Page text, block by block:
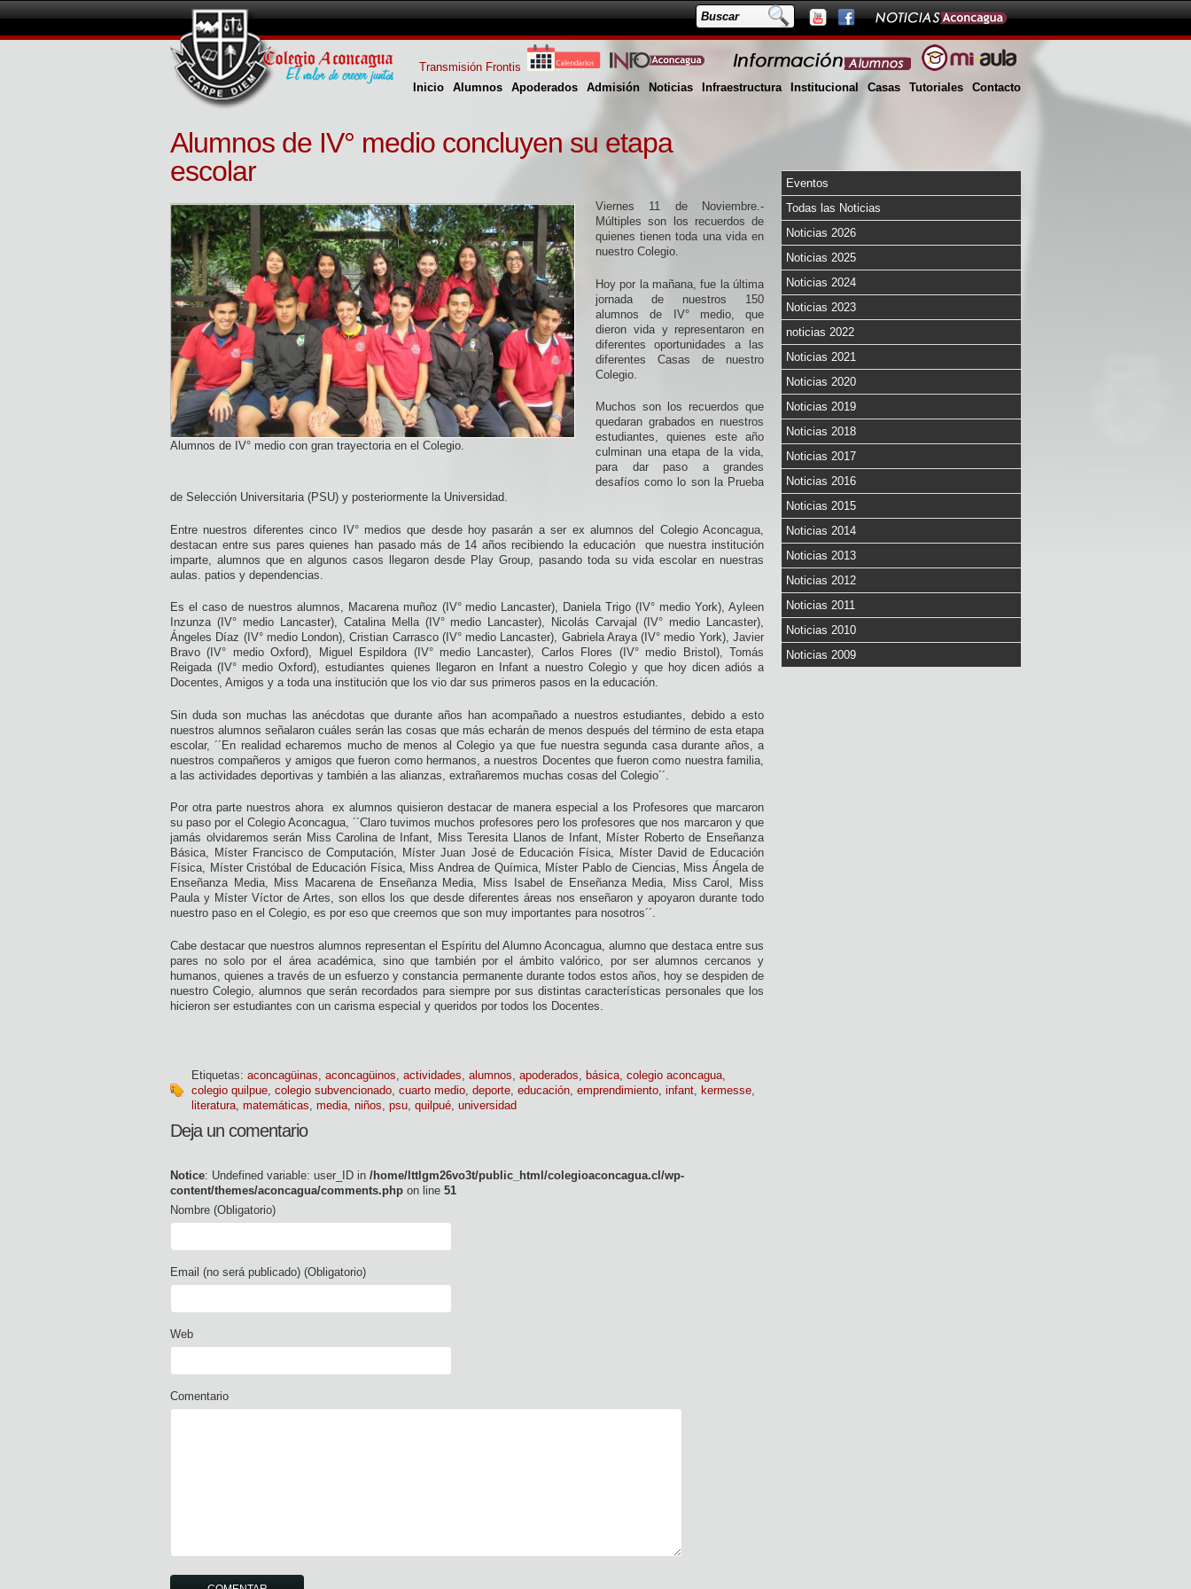
Inicio Alumnos Apoderados Admisión Noticias Infraestructura Institucional Casas Tutoriales Contacto
Transmisión Frontis
Alumnos de IV° medio concluyen su etapa
escolar
Alumnos de IV° medio con gran trayectoria en el Colegio.
Viernes 11 de Noviembre.-
Múltiples son los recuerdos de
quienes tienen toda una vida en
nuestro Colegio.
Hoy por la mañana, fue la última
jornada de nuestros 150
alumnos de IV° medio, que
dieron vida y representaron en
diferentes oportunidades a las
diferentes Casas de nuestro
Colegio.
Muchos son los recuerdos que
quedaran grabados en nuestros
estudiantes, quienes este año
culminan una etapa de la vida,
para dar paso a grandes
desafíos como lo son la Prueba
de Selección Universitaria (PSU) y posteriormente la Universidad.
Entre nuestros diferentes cinco IV° medios que desde hoy pasarán a ser ex alumnos del Colegio Aconcagua,
destacan entre sus pares quienes han pasado más de 14 años recibiendo la educación que nuestra institución
imparte, alumnos que en algunos casos llegaron desde Play Group, pasando toda su vida escolar en nuestras
aulas. patios y dependencias.
Es el caso de nuestros alumnos, Macarena muñoz (IV° medio Lancaster), Daniela Trigo (IV° medio York), Ayleen
Inzunza (IV° medio Lancaster), Catalina Mella (IV° medio Lancaster), Nicolás Carvajal (IV° medio Lancaster),
Ángeles Díaz (IV° medio London), Cristian Carrasco (IV° medio Lancaster), Gabriela Araya (IV° medio York), Javier
Bravo (IV° medio Oxford), Miguel Espildora (IV° medio Lancaster), Carlos Flores (IV° medio Bristol), Tomás
Reigada (IV° medio Oxford), estudiantes quienes llegaron en Infant a nuestro Colegio y que hoy dicen adiós a
Docentes, Amigos y a toda una institución que los vio dar sus primeros pasos en la educación.
Sin duda son muchas las anécdotas que durante años han acompañado a nuestros estudiantes, debido a esto
nuestros alumnos señalaron cuáles serán las cosas que más echarán de menos después del término de esta etapa
escolar, ´´En realidad echaremos mucho de menos al Colegio ya que fue nuestra segunda casa durante años, a
nuestros compañeros y amigos que fueron como hermanos, a nuestros Docentes que fueron como nuestra familia,
a las actividades deportivas y también a las alianzas, extrañaremos muchas cosas del Colegio´´.
Por otra parte nuestros ahora ex alumnos quisieron destacar de manera especial a los Profesores que marcaron
su paso por el Colegio Aconcagua, ´´Claro tuvimos muchos profesores pero los profesores que nos marcaron y que
jamás olvidaremos serán Miss Carolina de Infant, Miss Teresita Llanos de Infant, Míster Roberto de Enseñanza
Básica, Míster Francisco de Computación, Míster Juan José de Educación Física, Míster David de Educación
Física, Míster Cristóbal de Educación Física, Miss Andrea de Química, Míster Pablo de Ciencias, Miss Ángela de
Enseñanza Media, Miss Macarena de Enseñanza Media, Miss Isabel de Enseñanza Media, Miss Carol, Miss
Paula y Míster Víctor de Artes, son ellos los que desde diferentes áreas nos enseñaron y apoyaron durante todo
nuestro paso en el Colegio, es por eso que creemos que son muy importantes para nosotros´´.
Cabe destacar que nuestros alumnos representan el Espíritu del Alumno Aconcagua, alumno que destaca entre sus
pares no solo por el área académica, sino que también por el ámbito valórico, por ser alumnos cercanos y
humanos, quienes a través de un esfuerzo y constancia permanente durante todos estos años, hoy se despiden de
nuestro Colegio, alumnos que serán recordados para siempre por sus distintas características personales que los
hicieron ser estudiantes con un carisma especial y queridos por todos los Docentes.
Etiquetas: aconcagüinas, aconcagüinos, actividades, alumnos, apoderados, básica, colegio aconcagua,
colegio quilpue, colegio subvencionado, cuarto medio, deporte, educación, emprendimiento, infant, kermesse,
literatura, matemáticas, media, niños, psu, quilpué, universidad
Deja un comentario
Notice: Undefined variable: user_ID in /home/lttlgm26vo3t/public_html/colegioaconcagua.cl/wp-
content/themes/aconcagua/comments.php on line 51
Nombre (Obligatorio)
Email (no será publicado) (Obligatorio)
Web
Comentario
Eventos
Todas las Noticias
Noticias 2026
Noticias 2025
Noticias 2024
Noticias 2023
noticias 2022
Noticias 2021
Noticias 2020
Noticias 2019
Noticias 2018
Noticias 2017
Noticias 2016
Noticias 2015
Noticias 2014
Noticias 2013
Noticias 2012
Noticias 2011
Noticias 2010
Noticias 2009